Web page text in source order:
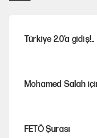
Türkiye 2.0’a gidiş!..
Mohamed Salah
FETÖ Şurası